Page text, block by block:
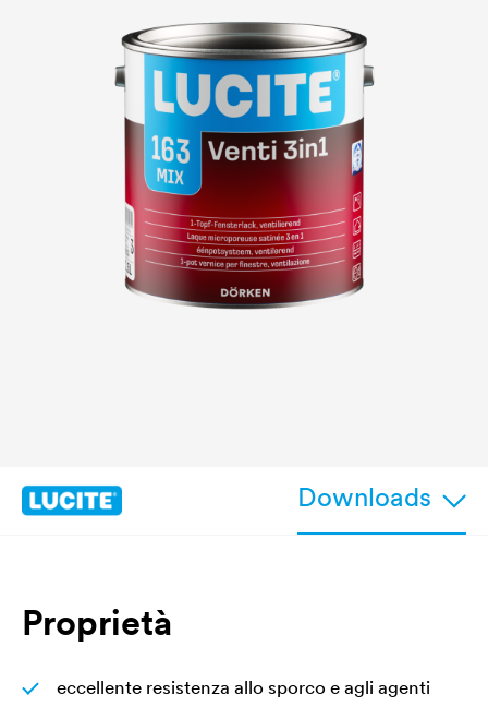
Downloads
Proprietà
eccellente resistenza allo sporco e agli agenti